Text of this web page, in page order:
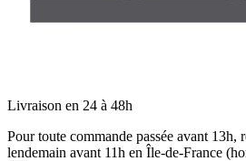
Livraison en 24 à 48h
Pour toute commande passée avant 13h,
lendemain avant 11h en Île-de-France